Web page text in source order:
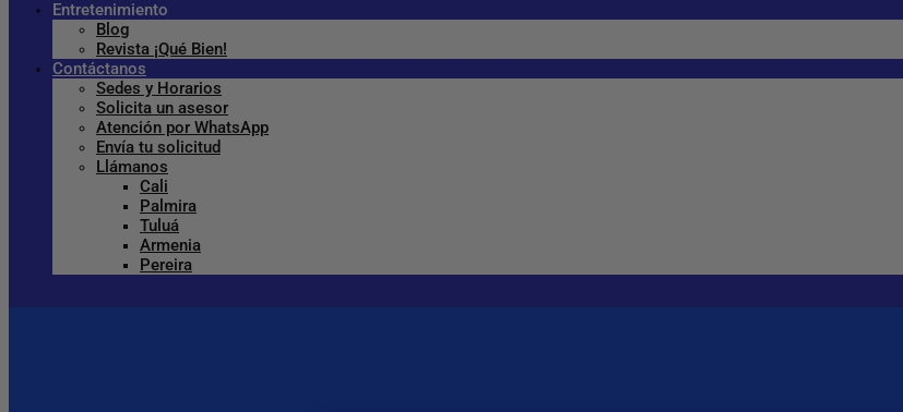
Entretenimiento
Blog
Revista ¡Qué Bien!
Contáctanos
Sedes y Horarios
Solicita un asesor
Atención por WhatsApp
Envía tu solicitud
Llámanos
Cali
Palmira
Tuluá
Armenia
Pereira